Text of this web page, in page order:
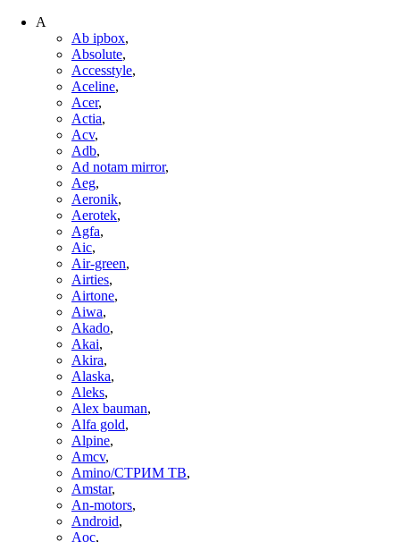
A
Ab ipbox,
Absolute,
Accesstyle,
Aceline,
Acer,
Actia,
Acv,
Adb,
Ad notam mirror,
Aeg,
Aeronik,
Aerotek,
Agfa,
Aic,
Air-green,
Airties,
Airtone,
Aiwa,
Akado,
Akai,
Akira,
Alaska,
Aleks,
Alex bauman,
Alfa gold,
Alpine,
Amcv,
Amino/СТРИМ ТВ,
Amstar,
An-motors,
Android,
Aoc,